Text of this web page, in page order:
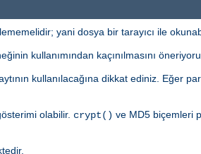
yani dosya bir tarayıcı ile
kullanımından kaçınılmasını
kullanılacağına dikkat ediniz. Eğer
olabilir. crypt() ve MD5 biçemleri